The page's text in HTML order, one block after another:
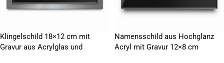
Klingelschild 18×12 cm mit
Gravur aus Acrylglas und
Namensschild aus Hochglanz
Acryl mit Gravur 12×8 cm